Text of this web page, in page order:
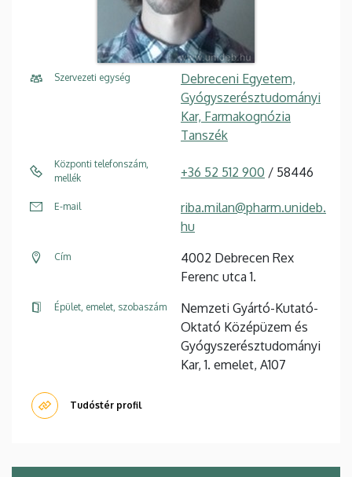
Szervezeti egység
Debreceni Egyetem,
Gyógyszerésztudományi
Kar, Farmakognózia
Tanszék
Központi telefonszám,
mellék
+36 52 512 900 / 58446
E-mail
riba.milan@pharm.unideb.
hu
Cím
4002 Debrecen Rex
Ferenc utca 1.
Épület, emelet, szobaszám
Nemzeti Gyártó-Kutató-
Oktató Középüzem és
Gyógyszerésztudományi
Kar, 1. emelet, A107
Tudóstér profil